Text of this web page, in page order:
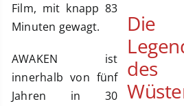
Film, mit knapp 83
Minuten gewagt.
AWAKEN ist
innerhalb von fünf
Jahren in 30
Die
des